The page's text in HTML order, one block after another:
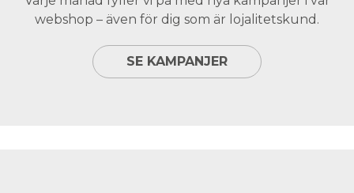
webshop – även för dig som är lojalitetskund.
SE KAMPANJER